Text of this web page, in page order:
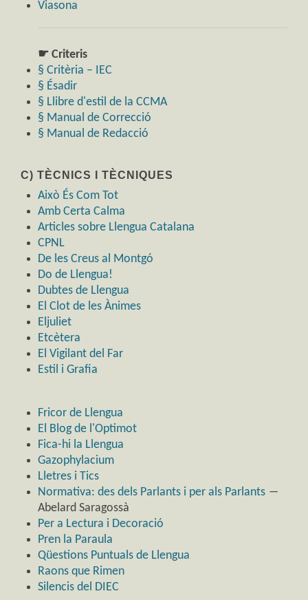
Viasona
☛ Criteris
§ Critèria – IEC
§ Ésadir
§ Llibre d'estil de la CCMA
§ Manual de Correcció
§ Manual de Redacció
C) TÈCNICS I TÈCNIQUES
Això És Com Tot
Amb Certa Calma
Articles sobre Llengua Catalana
CPNL
De les Creus al Montgó
Do de Llengua!
Dubtes de Llengua
El Clot de les Ànimes
Eljuliet
Etcètera
El Vigilant del Far
Estil i Grafia
Fricor de Llengua
El Blog de l'Optimot
Fica-hi la Llengua
Gazophylacium
Lletres i Tics
Normativa: des dels Parlants i per als Parlants ―
Abelard Saragossà
Per a Lectura i Decoració
Pren la Paraula
Qüestions Puntuals de Llengua
Raons que Rimen
Silencis del DIEC